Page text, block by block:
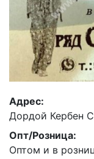
Адрес:
Дордой Кербен
Опт/Розница:
Оптом и в